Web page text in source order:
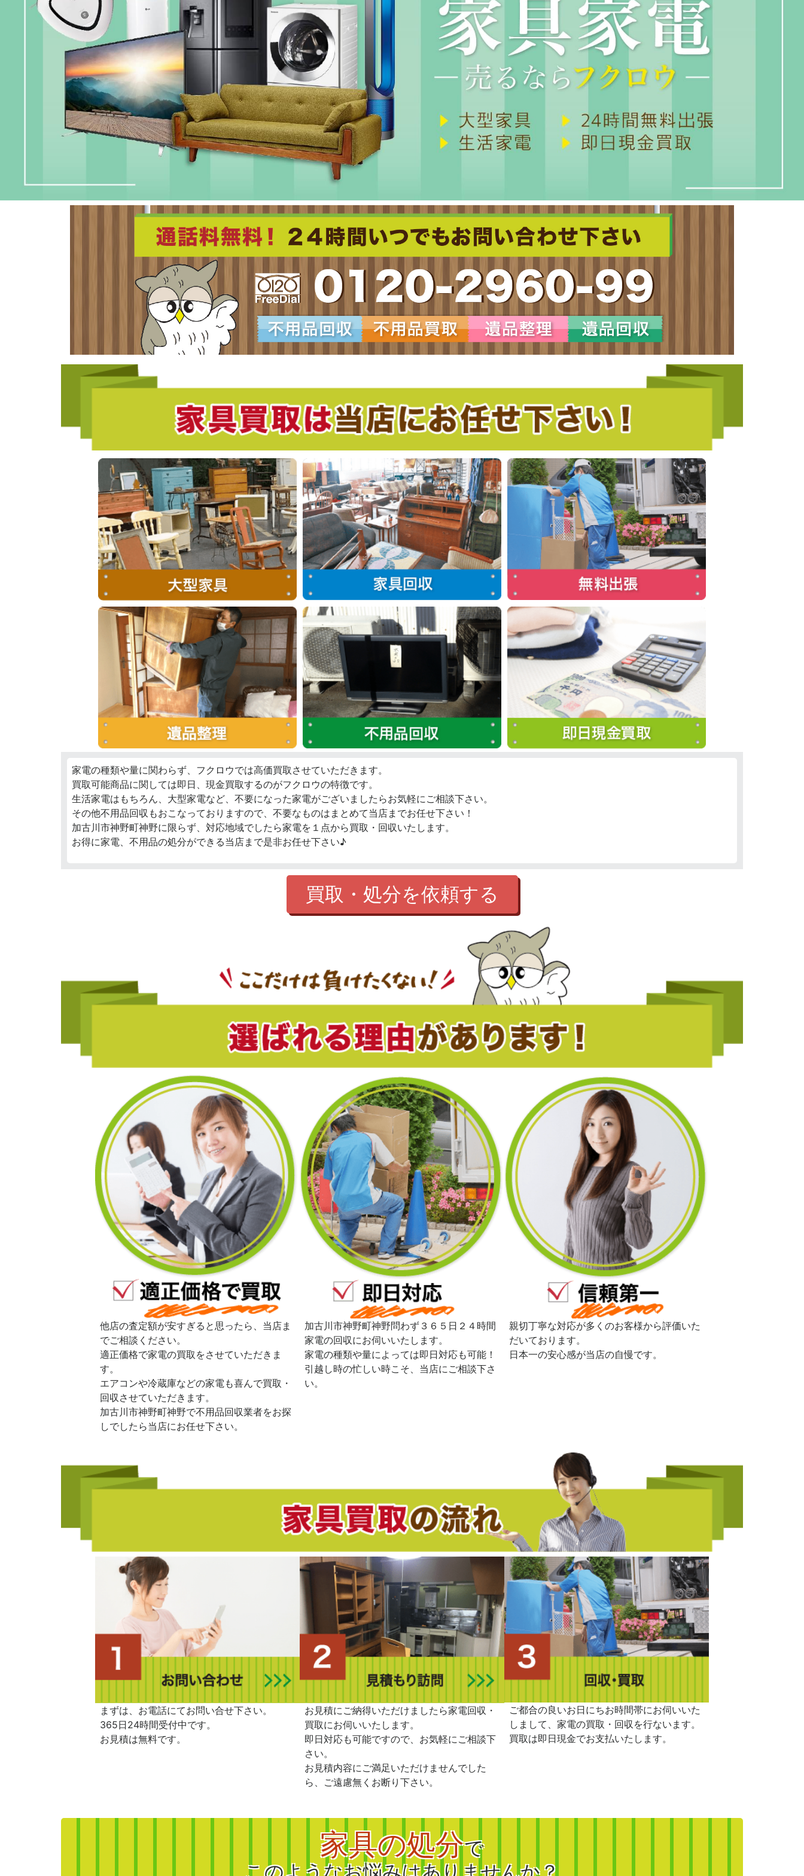
家電の種類や量に関わらず、フクロウでは高価買取させていただきます。
買取可能商品に関しては即日、現金買取するのがフクロウの特徴です。
生活家電はもちろん、大型家電など、不要になった家電がございましたらお気軽にご相談下さい。
その他不用品回収もおこなっておりますので、不要なものはまとめて当店までお任せ下さい！
加古川市神野町神野に限らず、対応地域でしたら家電を１点から買取・回収いたします。
お得に家電、不用品の処分ができる当店まで是非お任せ下さい♪
買取・処分を依頼する
他店の査定額が安すぎると思ったら、当店ま
でご相談ください。
適正価格で家電の買取をさせていただきま
す。
エアコンや冷蔵庫などの家電も喜んで買取・
回収させていただきます。
加古川市神野町神野で不用品回収業者をお探
しでしたら当店にお任せ下さい。
加古川市神野町神野問わず３６５日２４時間
家電の回収にお伺いいたします。
家電の種類や量によっては即日対応も可能！
引越し時の忙しい時こそ、当店にご相談下さ
い。
親切丁寧な対応が多くのお客様から評価いた
だいております。
日本一の安心感が当店の自慢です。
まずは、お電話にてお問い合せ下さい。
365日24時間受付中です。
お見積は無料です。
お見積にご納得いただけましたら家電回収・
買取にお伺いいたします。
即日対応も可能ですので、お気軽にご相談下
さい。
お見積内容にご満足いただけませんでした
ら、ご遠慮無くお断り下さい。
ご都合の良いお日にちお時間帯にお伺いいた
しまして、家電の買取・回収を行ないます。
買取は即日現金でお支払いたします。
家具の処分で